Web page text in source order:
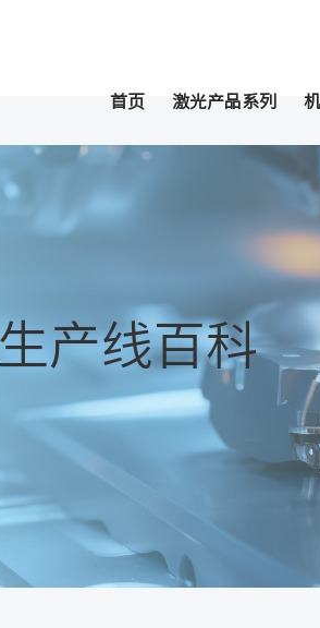
首页 激光产品系列
产线百科